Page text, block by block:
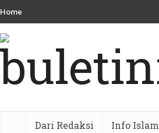
Home
Dari Redaksi Info Islam